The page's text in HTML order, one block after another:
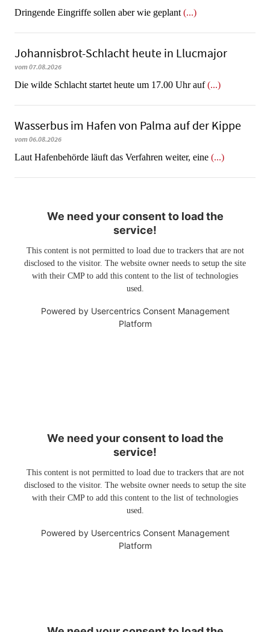
Dringende Eingriffe sollen aber wie geplant (...)
Johannisbrot-Schlacht heute in Llucmajor
vom 07.08.2026
Die wilde Schlacht startet heute um 17.00 Uhr auf(...)
Wasserbus im Hafen von Palma auf der Kippe
vom 06.08.2026
Laut Hafenbehörde läuft das Verfahren weiter, eine (...)
We need your consent to load the
service!
This content is not permitted to load due to trackers that are not
disclosed to the visitor. The website owner needs to setup the site
with their CMP to add this content to the list of technologies
used.
Powered by Usercentrics Consent Management
Platform
We need your consent to load the
service!
This content is not permitted to load due to trackers that are not
disclosed to the visitor. The website owner needs to setup the site
with their CMP to add this content to the list of technologies
used.
Powered by Usercentrics Consent Management
Platform